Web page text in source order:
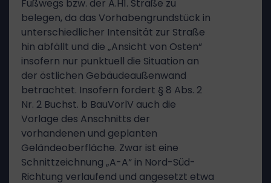
Fußwegs bzw. der A.H1. Straße zu
belegen, da das Vorhabengrundstück in
unterschiedlicher Intensität zur Straße
hin abfällt und die „Ansicht von Osten“
insofern nur punktuell die Situation an
der östlichen Gebäudeaußenwand
betrachtet. Insofern fordert § 8 Abs. 2
Nr. 2 Buchst. b BauVorlV auch die
Vorlage des Anschnitts der
vorhandenen und geplanten
Geländeoberfläche. Zwar ist eine
Schnittzeichnung „A-A“ in Nord-Süd-
Richtung verlaufend und angesetzt etwa